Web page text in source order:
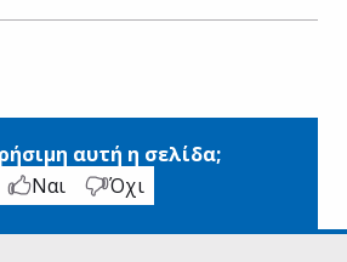
αυτή η σελίδα;
Ναι
Όχι